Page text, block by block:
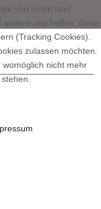
von ihnen sind
andere uns helfen, diese
(Tracking Cookies).
zulassen möchten.
womöglich nicht mehr